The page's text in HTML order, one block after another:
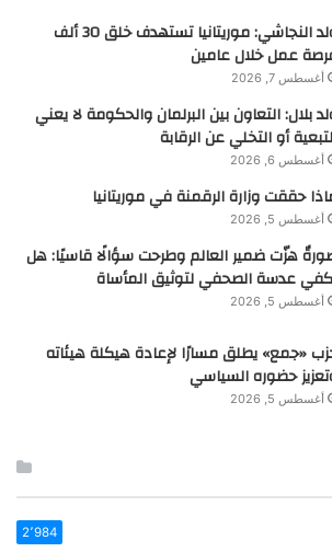
ولد النجاشي: موريتانيا تستهدف خلق 30 ألف
عمل خلال عامين
أغسطس 7, 2026
بلال: التعاون بين البرلمان والحكومة لا يعني
أو التخلي عن الرقابة
أغسطس 6, 2026
حققت وزارة الرقمنة في موريتانيا
أغسطس 5, 2026
هزّت ضمير العالم وطرحت سؤالًا قاسيًا: هل
عدسة الصحفي لتوثيق المأساة
أغسطس 5, 2026
«جمع» يطلق مسارًا لإعادة هيكلة هيئاته
حضوره السياسي
أغسطس 5, 2026
2٬984